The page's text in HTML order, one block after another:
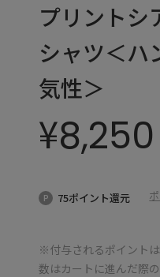
プリントシ
シャツ＜ハ
気性＞
¥8,250
75ポイント還元
※付与されるポイント
数はカートに進んだ際